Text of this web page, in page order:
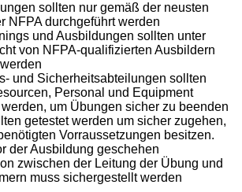
sollten nur gemäß der neusten
NFPA durchgeführt werden
und Ausbildungen sollten unter
von NFPA-qualifizierten Ausbildern
und Sicherheitsabteilungen sollten
Personal und Equipment
um Übungen sicher zu beenden
getestet werden um sicher zugehen,
Vorraussetzungen besitzen.
der Ausbildung geschehen
zwischen der Leitung der Übung und
muss sichergestellt werden